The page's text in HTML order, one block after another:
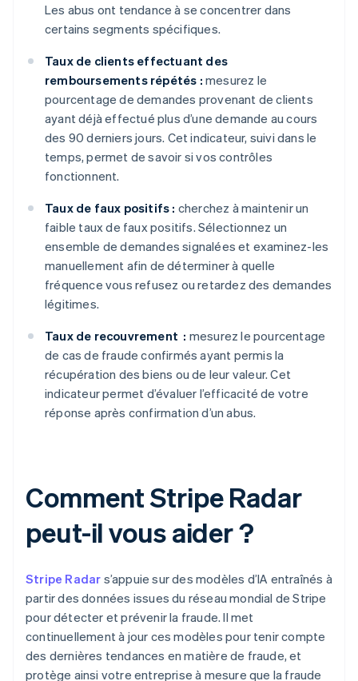
Les abus ont tendance à se concentrer dans
certains segments spécifiques.
Taux de clients effectuant des
remboursements répétés : mesurez le
pourcentage de demandes provenant de clients
ayant déjà effectué plus d’une demande au cours
des 90 derniers jours. Cet indicateur, suivi dans le
temps, permet de savoir si vos contrôles
fonctionnent.
Taux de faux positifs : cherchez à maintenir un
faible taux de faux positifs. Sélectionnez un
ensemble de demandes signalées et examinez-les
manuellement afin de déterminer à quelle
fréquence vous refusez ou retardez des demandes
légitimes.
Taux de recouvrement : mesurez le pourcentage
de cas de fraude confirmés ayant permis la
récupération des biens ou de leur valeur. Cet
indicateur permet d’évaluer l’efficacité de votre
réponse après confirmation d’un abus.
Comment Stripe Radar
peut-il vous aider ?
Stripe Radar s’appuie sur des modèles d’IA entraînés à
partir des données issues du réseau mondial de Stripe
pour détecter et prévenir la fraude. Il met
continuellement à jour ces modèles pour tenir compte
des dernières tendances en matière de fraude, et
protège ainsi votre entreprise à mesure que la fraude